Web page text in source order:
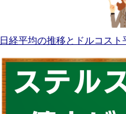
日経平均の推移とドルコスト